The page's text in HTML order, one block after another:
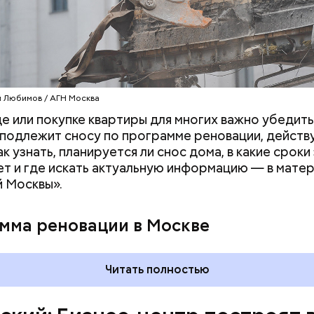
/ АГН Москва
или покупке квартиры для многих важно
сносу по программе реновации,
узнать, планируется ли снос дома, в какие сроки
и где искать актуальную информацию — в
Москвы».
реновации в Москве
Читать полностью
на территории этой промзоны преобладали
предприятия, но теперь в районе строят
Так, в программу реновации здесь вошли 13
административном округе будет расселено
чьи жители получат новые квартиры в
Например, Выхине-Жулебине для жителей
строить еще два новых жилых комплекса, а в